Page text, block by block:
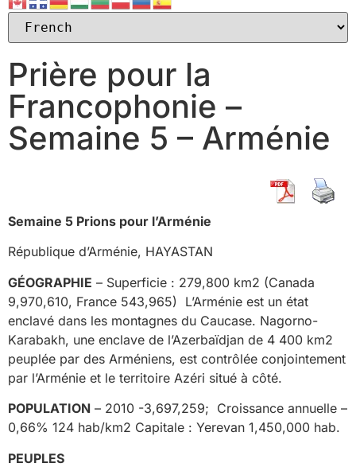
Prière pour la
Francophonie –
Semaine 5 – Arménie
Semaine 5 Prions pour l’Arménie
République d’Arménie, HAYASTAN
GÉOGRAPHIE – Superficie : 279,800 km2 (Canada
9,970,610, France 543,965) L’Arménie est un état
enclavé dans les montagnes du Caucase. Nagorno-
Karabakh, une enclave de l’Azerbaïdjan de 4 400 km2
peuplée par des Arméniens, est contrôlée conjointement
par l’Arménie et le territoire Azéri situé à côté.
POPULATION – 2010 -3,697,259; Croissance annuelle –
0,66% 124 hab/km2 Capitale : Yerevan 1,450,000 hab.
PEUPLES